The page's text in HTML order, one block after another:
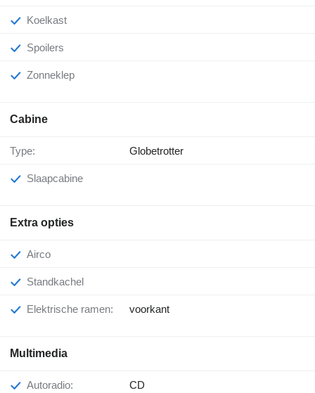
Koelkast
Spoilers
Zonneklep
Cabine
Type: Globetrotter
Slaapcabine
Extra opties
Airco
Standkachel
Elektrische ramen: voorkant
Multimedia
Autoradio: CD